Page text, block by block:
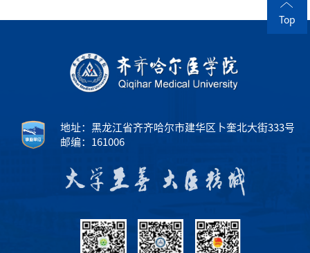
Top
地址：黑龙江省齐齐哈尔市建华区卜奎北大街333号
邮编：161006